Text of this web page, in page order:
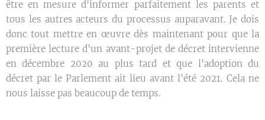
être en mesure d'informer parfaitement les parents et
tous les autres acteurs du processus auparavant. Je dois
donc tout mettre en œuvre dès maintenant pour que la
première lecture d'un avant-projet de décret intervienne
en décembre 2020 au plus tard et que l'adoption du
décret par le Parlement ait lieu avant l'été 2021. Cela ne
nous laisse pas beaucoup de temps.